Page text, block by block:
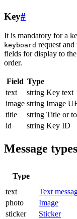
Key#
It is mandatory for a
keyboard request and
fields for display to
order.
Field Type
text
string Key text
image string Image
title
string Title or
id
string Key ID
Message types
Type
text
Text
photo
Image
sticker
Sticker